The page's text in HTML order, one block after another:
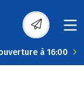
à 16:00